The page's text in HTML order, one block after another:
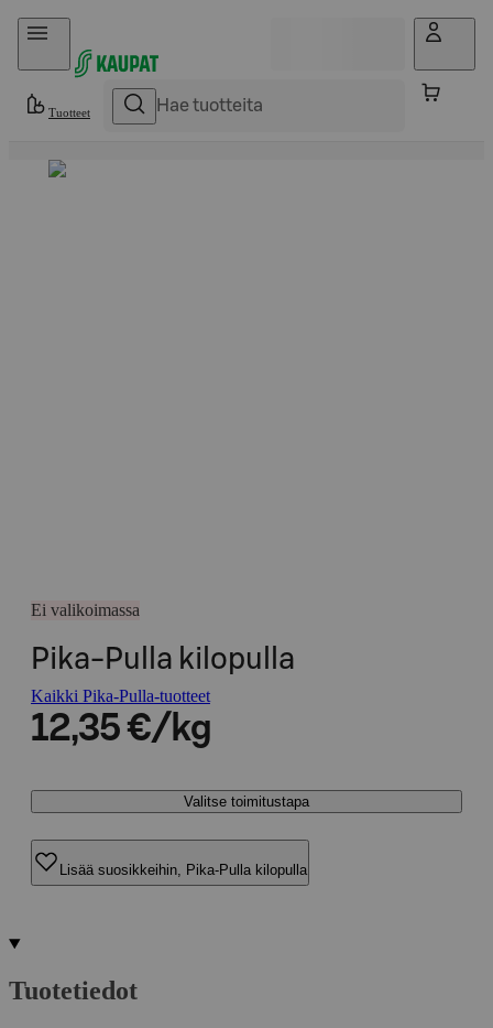
Hyppää sisältöön
Tuotteet
Ei valikoimassa
Pika-Pulla kilopulla
Kaikki Pika-Pulla-tuotteet
12,35 €/kg
Valitse toimitustapa
Lisää suosikkeihin, Pika-Pulla kilopulla
Tuotetiedot